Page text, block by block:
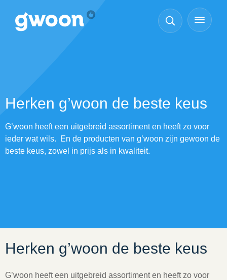
Herken g’woon de beste keus
G’woon heeft een uitgebreid assortiment en heeft zo voor
ieder wat wils. En de producten van g’woon zijn gewoon de
beste keus, zowel in prijs als in kwaliteit.
Herken g’woon de beste keus
G’woon heeft een uitgebreid assortiment en heeft zo voor